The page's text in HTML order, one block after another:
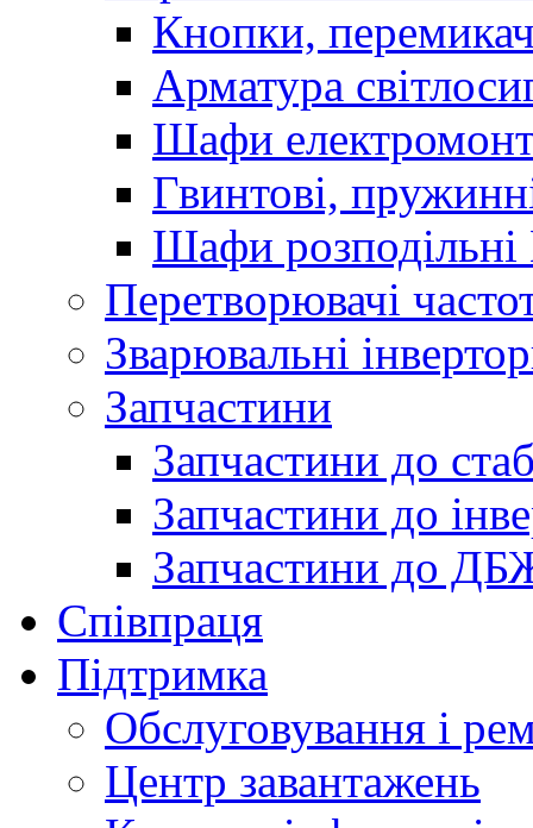
Кнопки,
Арматура
Шафи
Гвинтові,
Шафи розподільні
Перетворювачі
Зварювальні
Запчастини
Запчастини до
Запчастини до
Запчастини до
Співпраця
Підтримка
Обслуговування і
Центр завантажень